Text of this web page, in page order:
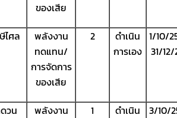
ของเสีย
ไศล
พลังงาน
ทดแทน/
การจัดการ
ของเสีย
2
ดำเนิน
การเอง
1/10/
31/
วน
พลังงาน
1
ดำเนิน
3/10/